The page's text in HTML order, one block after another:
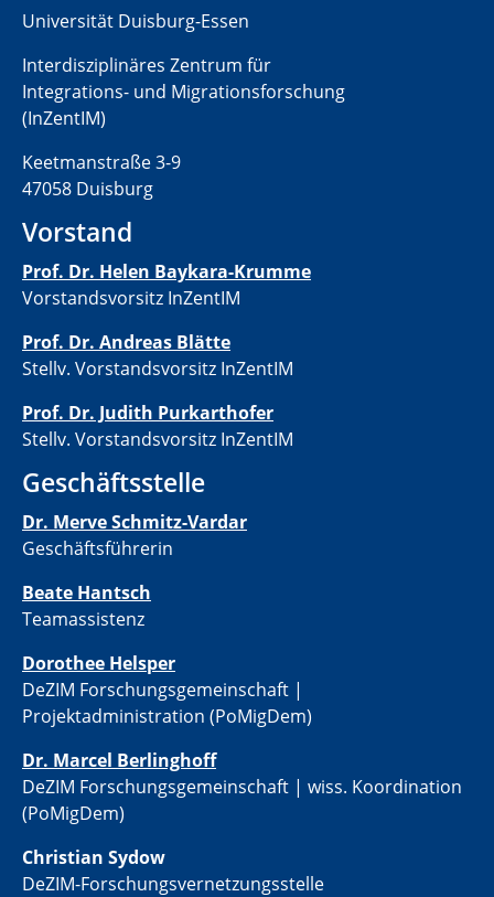
Universität Duisburg-Essen
Interdisziplinäres Zentrum für
Integrations- und Migrationsforschung
(InZentIM)
Keetmanstraße 3-9
47058 Duisburg
Vorstand
Prof. Dr. Helen Baykara-Krumme
Vorstandsvorsitz InZentIM
Prof. Dr. Andreas Blätte
Stellv. Vorstandsvorsitz InZentIM
Prof. Dr. Judith Purkarthofer
Stellv. Vorstandsvorsitz InZentIM
Geschäftsstelle
Dr. Merve Schmitz-Vardar
Geschäftsführerin
Beate Hantsch
Teamassistenz
​​Dorothee Helsper
DeZIM Forschungsgemeinschaft |
Projektadministration (PoMigDem)
Dr. Marcel Berlinghoff
DeZIM Forschungsgemeinschaft | wiss. Koordination
(PoMigDem)
Christian Sydow
​DeZIM-Forschungsvernetzungsstelle